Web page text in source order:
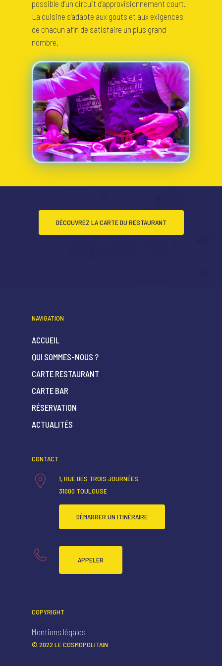
possible d’un circuit d’approvisionnement court.
La cuisine s’adapte aux gouts et aux exigences
de chacun afin de satisfaire un plus grand
nombre.
DÉCOUVREZ LA CARTE DU RESTAURANT
NAVIGATION
ACCUEIL
QUI SOMMES-NOUS ?
CARTE RESTAURANT
CARTE BAR
RÉSERVATION
ACTUALITÉS
CONTACT
1, RUE DES TROIS JOURNÉES
31000 TOULOUSE
DÉMARRER UN ITINÉRAIRE
APPELER
COPYRIGHT
Mentions légales
© 2022 LE COSMOPOLITAIN
QUI SOMMES-NOUS ?
CARTE RESTAURANT
RÉSERVATION
ACTUALITÉS